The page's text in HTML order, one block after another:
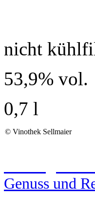
nicht
53,9% vol.
0,7 l
© Vinothek Sellmaier
Genuss und